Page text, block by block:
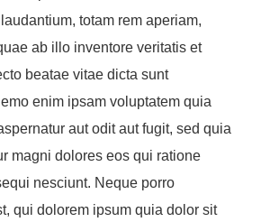
totam rem aperiam,
ab illo inventore veritatis et
beatae vitae dicta sunt
enim ipsam voluptatem quia
aut odit aut fugit, sed quia
magni dolores eos qui ratione
nesciunt. Neque porro
qui dolorem ipsum quia dolor sit